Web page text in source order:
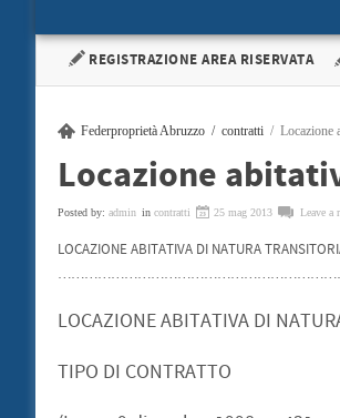
REGISTRAZIONE AREA RISERVATA
Federproprietà Abruzzo contratti Locazione
Locazione
Posted by: admin in contratti 25 mag 2013 Leave a
LOCAZIONE ABITATIVA DI NATURA
LOCAZIONE ABITATIVA DI
TIPO DI CONTRATTO